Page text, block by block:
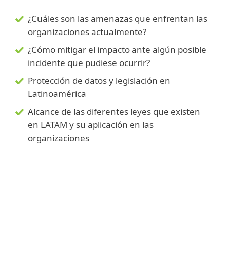
¿Cuáles son las amenazas que enfrentan las
organizaciones actualmente?
¿Cómo mitigar el impacto ante algún posible
incidente que pudiese ocurrir?
Protección de datos y legislación en
Latinoamérica
Alcance de las diferentes leyes que existen
en LATAM y su aplicación en las
organizaciones